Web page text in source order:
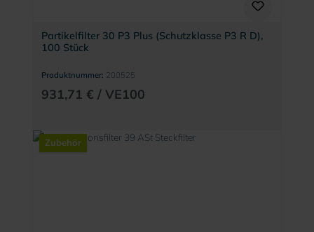
Partikelfilter 30 P3 Plus (Schutzklasse P3 R D),
100 Stück
Produktnummer: 200525
931,71 € / VE100
Zubehör